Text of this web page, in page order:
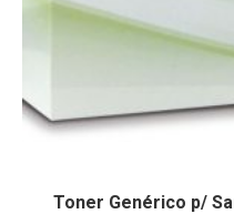
Toner Genérico p/